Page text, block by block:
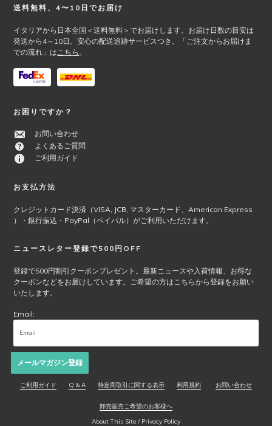
Footer
送料無料、4〜10日でお届け
イタリアから日本全国＜送料無料＞でお届けします。お届け日数の目安は
発送から4～10日。安心の配送追跡サービスつき。「ご注文からお届けま
での流れ」は こちら 。
お困りですか？
お問い合わせ
よくあるご質問
ご利用ガイド
お支払方法
クレジットカード決済（VISA, JCB, マスターカード、American Express
）・銀行振込・PayPal（ペイパル）がご利用いただけます。
ニュースレター登録で500円OFF
登録で500円割引クーポンプレゼント。最新ニュースや入荷情報、お得な
クーポンなどをお届けしています。ご希望の方はこちらから登録をお願い
いたします。
Email:
メールマガジン登録
ご利用ガイド Q & A 特定商取引に関する表示 利用規約 お問い合わせ
卸売販売ご希望のお客様へ
About This Site / Privacy Policy